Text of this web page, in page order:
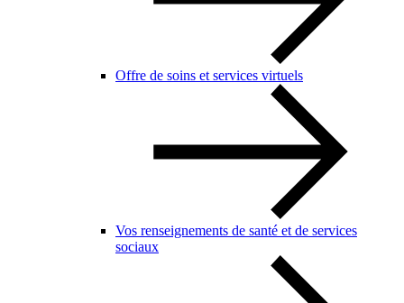
Offre de soins et services virtuels
Vos renseignements de santé et de services
sociaux